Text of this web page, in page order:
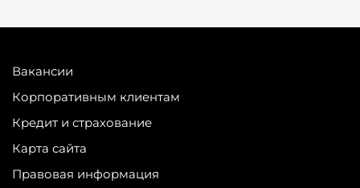
Вакансии
Корпоративным клиентам
Кредит и страхование
Карта сайта
Правовая информация